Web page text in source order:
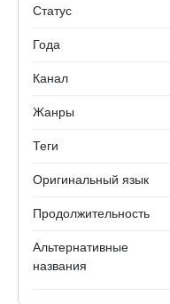
Статус
Года
Канал
Жанры
Теги
Оригинальный язык
Продолжительность
Альтернативные
названия